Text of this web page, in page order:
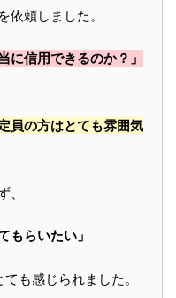
依頼しました。
に信用できるのか？」
員の方はとても雰囲気
もらいたい」
ても感じられました。